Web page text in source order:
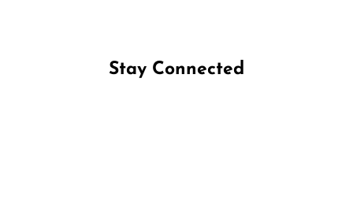
Stay Connected